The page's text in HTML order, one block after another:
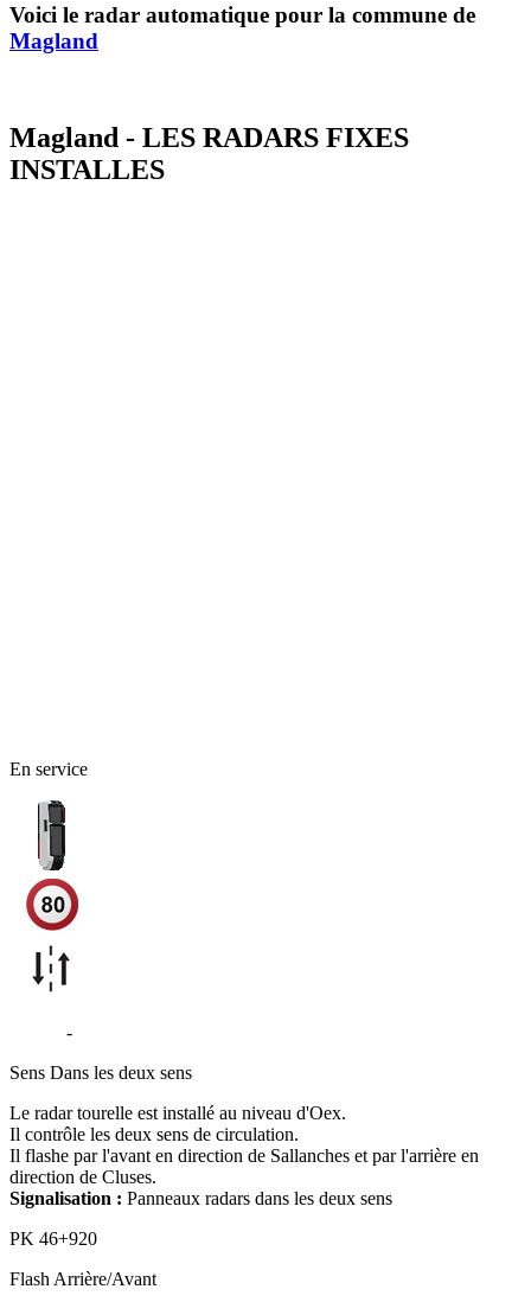
Voici le radar automatique pour la commune de
Magland
Magland - LES RADARS FIXES
INSTALLES
En service
-
Sens Dans les deux sens
Le radar tourelle est installé au niveau d'Oex.
Il contrôle les deux sens de circulation.
Il flashe par l'avant en direction de Sallanches et par l'arrière en
direction de Cluses.
Signalisation : Panneaux radars dans les deux sens
PK 46+920
FlashArrière/Avant